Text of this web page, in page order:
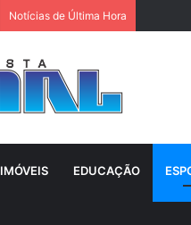
Notícias de Última Hora
IMÓVEIS EDUCAÇÃO